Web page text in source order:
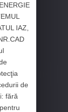
IAZ,
de
fără